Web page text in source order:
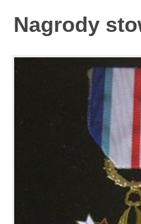
Nagrody